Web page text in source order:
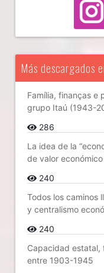
Más descargados
Família, finanças e
grupo Itaú (1943-
286
La idea de la
de valor
240
Todos los caminos
y centralismo
240
Capacidad estatal,
entre 1903-1945